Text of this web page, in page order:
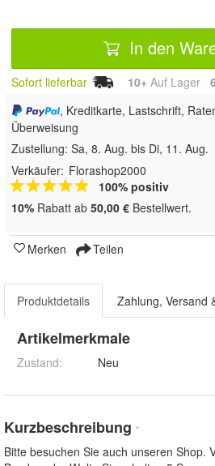
In den
Sofort lieferbar 10+ Auf Lager
, Kreditkarte, Lastschrift,
Überweisung
Zustellung: Sa, 8. Aug. bis Di, 11. Aug.
Verkäufer: Florashop2000
100% positiv
10% Rabatt ab 50,00 € Bestellwert.
Merken Teilen
Produktdetails Zahlung, Versand
Artikelmerkmale
Zustand: Neu
Kurzbeschreibung *
Bitte besuchen Sie auch unseren Shop.